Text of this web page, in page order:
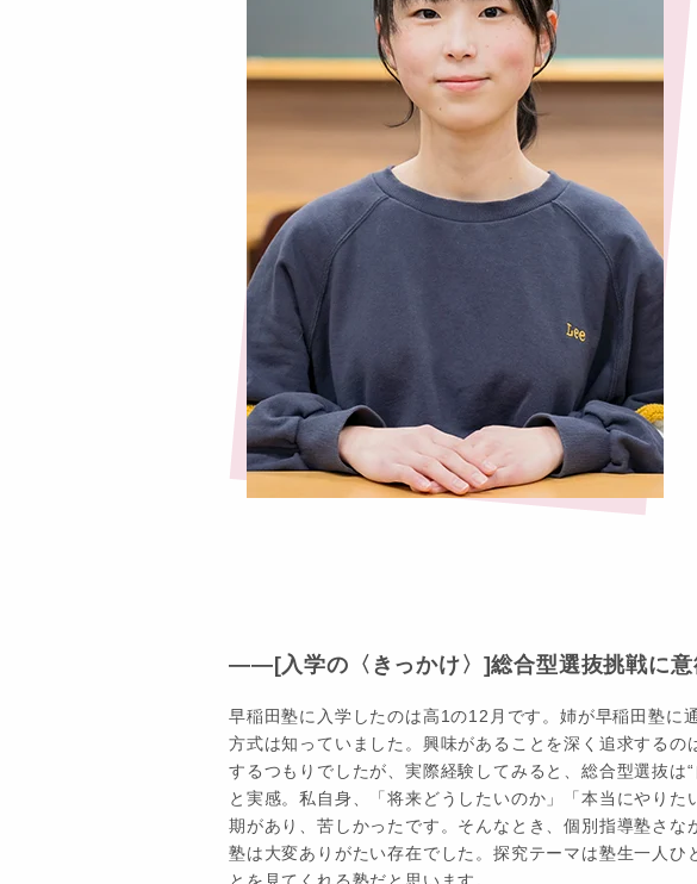
――[入学の〈きっかけ〉]総合型選抜挑戦に意
早稲田塾に入学したのは高1の12月です。姉が早稲田塾に
方式は知っていました。興味があることを深く追求するの
するつもりでしたが、実際経験してみると、総合型選抜は
と実感。私自身、「将来どうしたいのか」「本当にやり
期があり、苦しかったです。そんなとき、個別指導塾さな
塾は大変ありがたい存在でした。探究テーマは塾生一人ひ